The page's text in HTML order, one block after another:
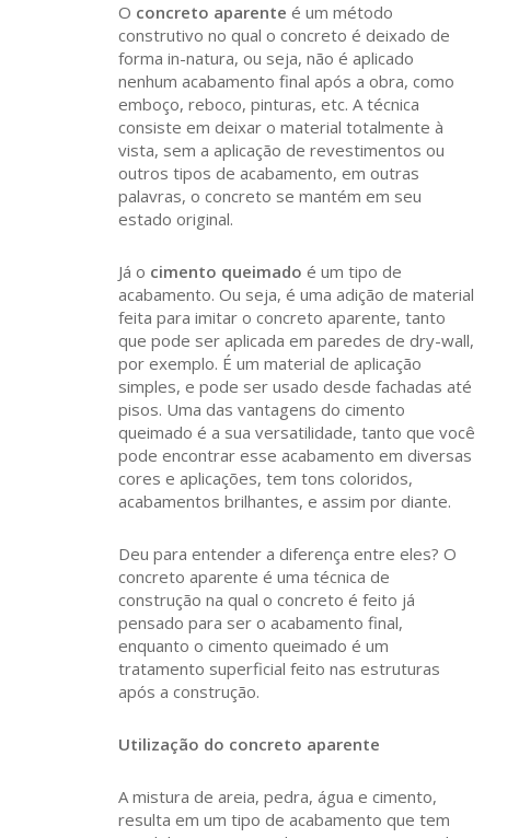
O concreto aparente é um método
construtivo no qual o concreto é deixado de
forma in-natura, ou seja, não é aplicado
nenhum acabamento final após a obra, como
emboço, reboco, pinturas, etc. A técnica
consiste em deixar o material totalmente à
vista, sem a aplicação de revestimentos ou
outros tipos de acabamento, em outras
palavras, o concreto se mantém em seu
estado original.
Já o cimento queimado é um tipo de
acabamento. Ou seja, é uma adição de material
feita para imitar o concreto aparente, tanto
que pode ser aplicada em paredes de dry-wall,
por exemplo. É um material de aplicação
simples, e pode ser usado desde fachadas até
pisos. Uma das vantagens do cimento
queimado é a sua versatilidade, tanto que você
pode encontrar esse acabamento em diversas
cores e aplicações, tem tons coloridos,
acabamentos brilhantes, e assim por diante.
Deu para entender a diferença entre eles? O
concreto aparente é uma técnica de
construção na qual o concreto é feito já
pensado para ser o acabamento final,
enquanto o cimento queimado é um
tratamento superficial feito nas estruturas
após a construção.
Utilização do concreto aparente
A mistura de areia, pedra, água e cimento,
resulta em um tipo de acabamento que tem